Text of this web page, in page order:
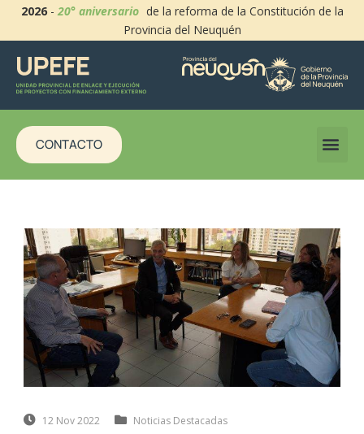
2026-20° aniversario de la reforma de la Constitución de la
Provincia del Neuquén
CONTACTO
12 Nov 2022 Noticias Destacadas